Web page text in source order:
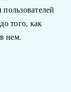
того, как
нем.